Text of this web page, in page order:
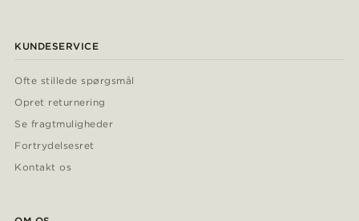
KUNDESERVICE
Ofte stillede spørgsmål
Opret returnering
Se fragtmuligheder
Fortrydelsesret
Kontakt os